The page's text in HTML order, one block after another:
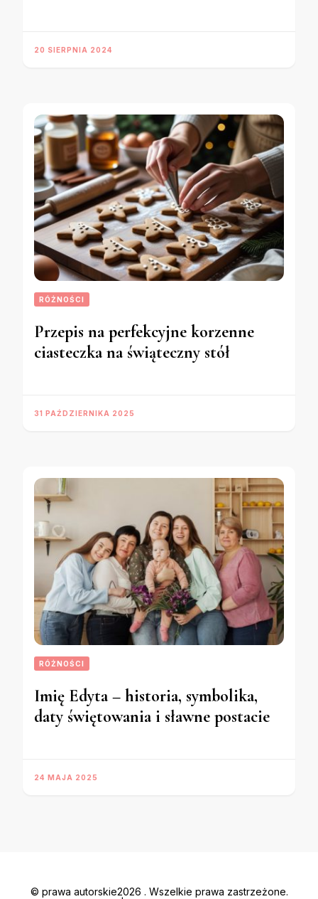
20 SIERPNIA 2024
RÓŻNOŚCI
Przepis na perfekcyjne korzenne
ciasteczka na świąteczny stół
31 PAŹDZIERNIKA 2025
RÓŻNOŚCI
Imię Edyta – historia, symbolika,
daty świętowania i sławne postacie
24 MAJA 2025
© prawa autorskie2026 . Wszelkie prawa zastrzeżone.